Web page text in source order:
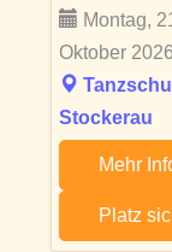
Montag,
Oktober
Stockerau
Mehr
Platz